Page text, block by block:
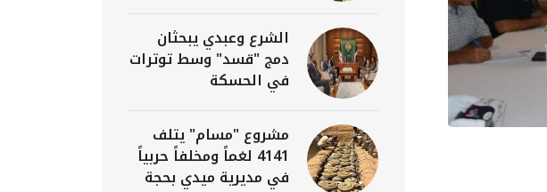
الشرع وعبدي يبحثان
دمج "قسد" وسط توترات
في الحسكة
مشروع "مسام" يتلف
4141 لغماً ومخلفاً حربياً
في مديرية ميدي بحجة